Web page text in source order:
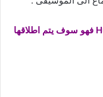
اما عن سعر سماعة Huawei FreeBuds 3i فهو سوف يتم اطلاقها